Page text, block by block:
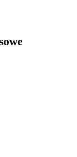
karcie
nowej karcie
w nowej karcie
karcie
karcie